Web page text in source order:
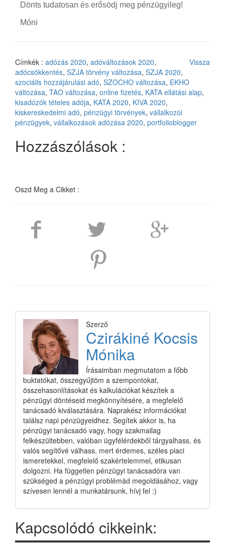
Dönts tudatosan és erősödj meg pénzügyileg!
Móni
Vissza
Címkék : adózás 2020, adóváltozások 2020,
adócsökkentés, SZJA törvény változása, SZJA 2020,
szociális hozzájárulási adó, SZOCHO változása, EKHO
változása, TAO változása, online fizetés, KATA ellátási alap,
kisadózók tételes adója, KATA 2020, KIVA 2020,
kiskereskedelmi adó, pénzügyi törvények, vállalkozói
pénzügyek, vállalkozások adózása 2020, portfolioblogger
Hozzászólások :
Oszd Meg a Cikket :
Szerző
Czirákiné Kocsis
Mónika
Írásaimban megmutatom a főbb
buktatókat, összegyűjtöm a szempontokat,
összehasonlításokat és kalkulációkat készítek a
pénzügyi döntéseid megkönnyítésére, a megfelelő
tanácsadó kiválasztására. Naprakész információkat
találsz napi pénzügyeidhez. Segítek akkor is, ha
pénzügyi tanácsadó vagy, hogy szakmailag
felkészültebben, valóban ügyfélérdekből tárgyalhass, és
valós segítővé válhass, mert érdemes, széles piaci
ismeretekkel, megfelelő szakértelemmel, etikusan
dolgozni. Ha független pénzügyi tanácsadóra van
szükséged a pénzügyi problémád megoldásához, vagy
szívesen lennél a munkatársunk, hívj fel :)
Kapcsolódó cikkeink: